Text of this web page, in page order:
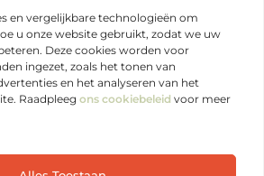
en vergelijkbare technologieën om
u onze website gebruikt, zodat we uw
Deze cookies worden voor
ingezet, zoals het tonen van
en het analyseren van het
Raadpleeg ons cookiebeleid voor meer
nieuws op Je-eigen-marketing.be.
marketing begint bij jezelf.